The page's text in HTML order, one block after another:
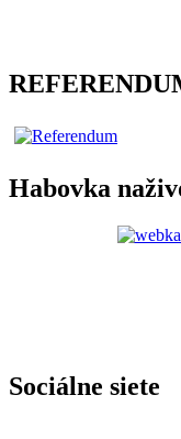
Habovka
Sociálne siete